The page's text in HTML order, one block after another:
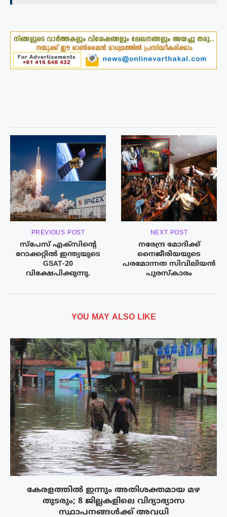
PREVIOUS POST
സ്‌പേസ് എക്‌സിന്റെ
റോക്കറ്റില്‍ ഇന്ത്യയുടെ
GSAT-20
വിക്ഷേപിക്കുന്നു.
NEXT POST
നരേന്ദ്ര മോദിക്ക്
നൈജീരിയയുടെ
പരമോന്നത സിവിലിയൻ
പുരസ്കാരം
YOU MAY ALSO LIKE
കേരളത്തിൽ ഇന്നും അതിശക്തമായ മഴ
തുടരും; 8 ജില്ലകളിലെ വിദ്യാഭ്യാസ
സ്ഥാപനങ്ങൾക്ക് അവധി